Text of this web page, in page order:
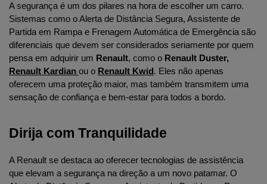
A segurança é um dos pilares na hora de escolher um carro.
Sistemas como o Alerta de Distância Segura, Assistente de
Partida em Rampa e Frenagem Automática de Emergência são
diferenciais que devem ser considerados seriamente por quem
pensa em adquirir um Renault, como o Renault Duster
Renault Kardian ou o Renault Kwid . Eles não apenas
oferecem uma proteção maior, mas também transmitem uma
sensação de confiança e bem-estar para todos a bordo.
Dirija com Tranquilidade
A Renault se destaca ao oferecer tecnologias de assistência
que elevam a segurança na direção a um novo patamar. O